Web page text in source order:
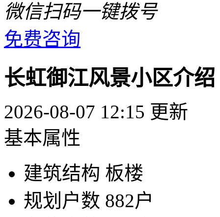
微信扫码一键拨号
免费咨询
长虹御江风景小区介绍
2026-08-07 12:15 更新
基本属性
建筑结构 板楼
规划户数 882户